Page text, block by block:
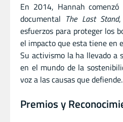
En 2014, Hannah
documental The Last Stand
esfuerzos para proteger los
el impacto que esta tiene en
Su activismo la ha llevado
en el mundo de la
voz a las causas que defiende.
Premios y